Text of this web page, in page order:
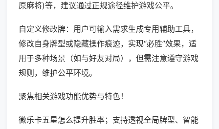
原麻将)等，建议通过正规途径维护游戏公平。
自定义修改牌：用户可输入需求生成专用辅助工具，
修改自身牌型或隐藏操作痕迹，实现“必胜”效果，适
用于多种场景（如与好友对局），但需注意遵守游戏
规则，维护公平环境。
聚焦相关游戏功能优势与特色！
微乐卡五星怎么提升胜率；支持透视全局牌型、智能